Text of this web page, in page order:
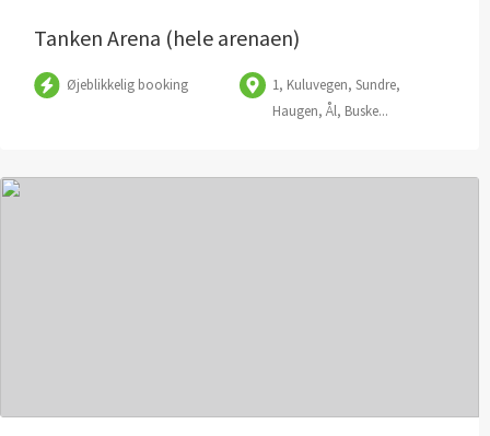
Tanken Arena (hele arenaen)
Øjeblikkelig booking
1, Kuluvegen, Sundre,
Haugen, Ål, Buske...